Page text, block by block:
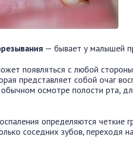
— бывает у малышей
появляться с любой
представляет собой очаг
осмотре полости рта,
определяются четкие
соседних зубов, переходя